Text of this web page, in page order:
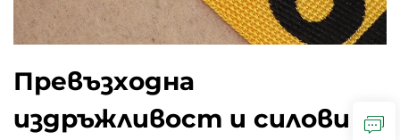
Превъзходна
издръжливост и силови